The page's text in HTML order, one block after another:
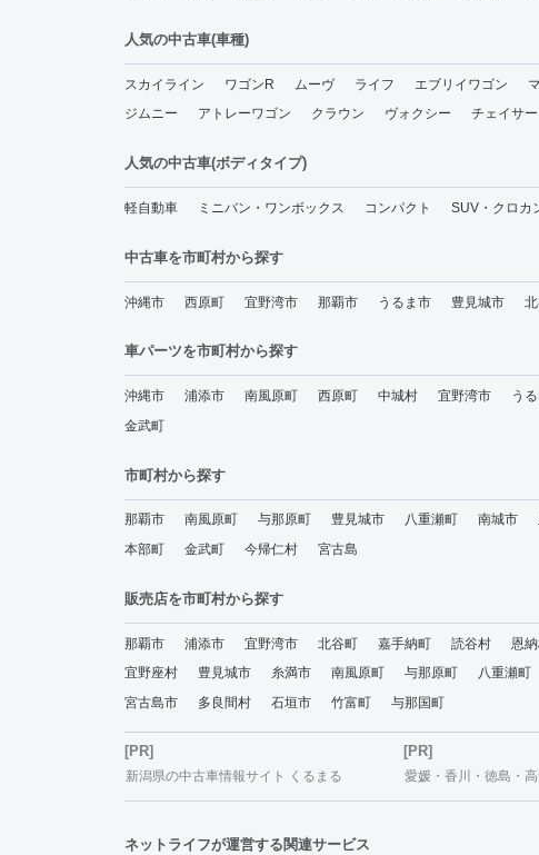
人気の中古車(車種)
スカイライン ワゴンR ムーヴ ライフ エブリイワゴン
ジムニー
アトレーワゴン クラウン ヴォクシー チェイサー
人気の中古車(ボディタイプ)
軽自動車 ミニバン・ワンボックス コンパクト SUV・クロカ
中古車を市町村から探す
沖縄市 西原町 宜野湾市 那覇市 うるま市 豊見城市
車パーツを市町村から探す
沖縄市 浦添市 南風原町 西原町 中城村 宜野湾市 う
金武町
市町村から探す
那覇市 南風原町 与那原町 豊見城市 八重瀬町 南城市
本部町
金武町 今帰仁村 宮古島
販売店を市町村から探す
那覇市 浦添市 宜野湾市 北谷町 嘉手納町 読谷村 恩
宜野座村
豊見城市 糸満市 南風原町 与那原町 八重瀬町
宮古島市
多良間村 石垣市 竹富町 与那国町
[PR]
新潟県の中古車情報サイト くるまる
[PR]
愛媛・香川・徳島・
ネットライフが運営する関連サービス